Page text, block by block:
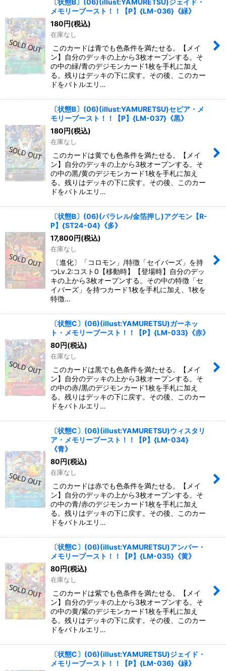
〔状態B〕(06)(illust:YAMURETSU)ジェイド・
メモリーブースト！！【P】{LM-036}《緑》
180 円(税込)
在庫なし
このカードは青でも色条件を満たせる。【メイ
ン】自分のデッキの上から3枚オープンする。そ
の中の緑/青のデジモンカード1枚を手札に加え
る。残りはデッキの下に戻す。その後、このカー
ドをバトルエリ…
〔状態B〕(06)(illust:YAMURETSU)セピア・メ
モリーブースト！！【P】{LM-037}《黒》
180 円(税込)
在庫なし
このカードは黄でも色条件を満たせる。【メイ
ン】自分のデッキの上から3枚オープンする。そ
の中の黒/黄のデジモンカード1枚を手札に加え
る。残りはデッキの下に戻す。その後、このカー
ドをバトルエリ…
〔状態B〕(06)(パラレル/金箔押し)アグモン【R-
P】{ST24-04}《多》
17,800 円(税込)
在庫なし
〔進化〕「コロモン」/特徴「セイバーズ」を持
つLv.2:コスト0【移動時】【登場時】自分のデッ
キの上から3枚オープンする。その中の特徴「セ
イバーズ」を持つカード1枚を手札に加え、1枚を
特徴…
〔状態C〕(06)(illust:YAMURETSU)ガーネッ
ト・メモリーブースト！！【P】{LM-033}《赤》
80 円(税込)
在庫なし
このカードは黒でも色条件を満たせる。【メイ
ン】自分のデッキの上から3枚オープンする。そ
の中の赤/黒のデジモンカード1枚を手札に加え
る。残りはデッキの下に戻す。その後、このカー
ドをバトルエリ…
〔状態C〕(06)(illust:YAMURETSU)ウィスタリ
ア・メモリーブースト！！【P】{LM-034}
《青》
80 円(税込)
在庫なし
このカードは赤でも色条件を満たせる。【メイ
ン】自分のデッキの上から3枚オープンする。そ
の中の青/赤のデジモンカード1枚を手札に加え
る。残りはデッキの下に戻す。その後、このカー
ドをバトルエリ…
〔状態C〕(06)(illust:YAMURETSU)アンバー・
メモリーブースト！！【P】{LM-035}《黄》
80 円(税込)
在庫なし
このカードは紫でも色条件を満たせる。【メイ
ン】自分のデッキの上から3枚オープンする。そ
の中の黄/紫のデジモンカード1枚を手札に加え
る。残りはデッキの下に戻す。その後、このカー
ドをバトルエリ…
〔状態C〕(06)(illust:YAMURETSU)ジェイド・
メモリーブースト！！【P】{LM-036}《緑》